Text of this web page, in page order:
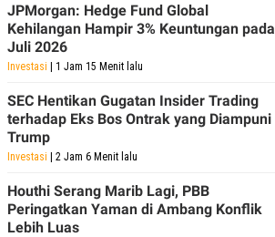
JPMorgan: Hedge Fund Global
Kehilangan Hampir 3% Keuntungan pada
Juli 2026
Investasi | 1 Jam 15 Menit lalu
SEC Hentikan Gugatan Insider Trading
terhadap Eks Bos Ontrak yang Diampuni
Trump
Investasi | 2 Jam 6 Menit lalu
Houthi Serang Marib Lagi, PBB
Peringatkan Yaman di Ambang Konflik
Lebih Luas